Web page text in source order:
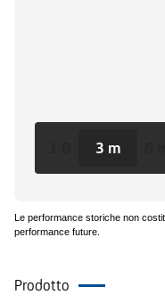
3 m
Le performance storiche non
performance future.
Prodotto